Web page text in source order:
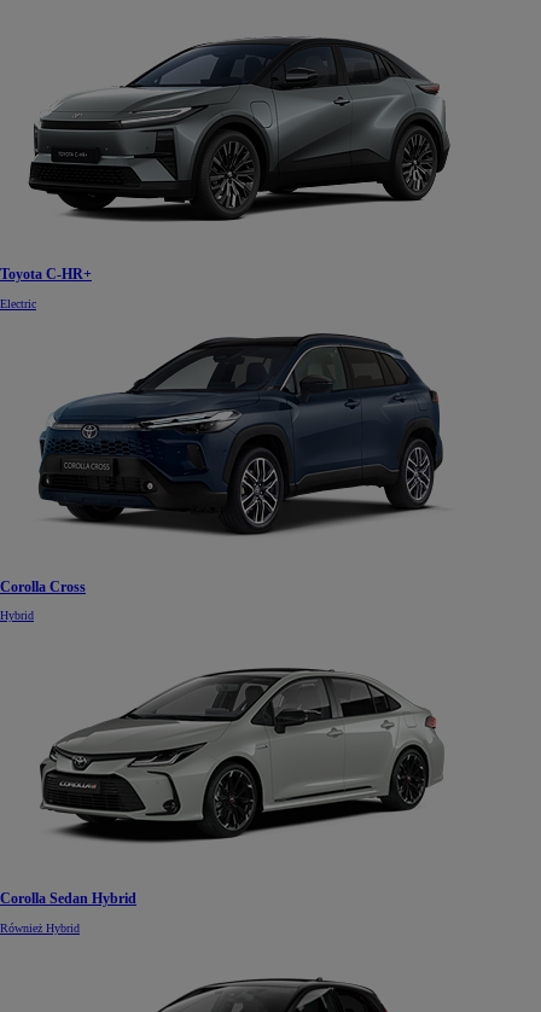
Toyota C-HR+
Electric
Corolla Cross
Hybrid
Corolla Sedan Hybrid
Również Hybrid